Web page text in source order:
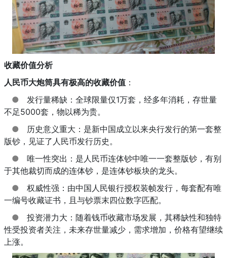
收藏价值分析
人民币大炮筒具有极高的收藏价值 ：
● 发行量稀缺：全球限量仅1万套，经多年消耗，存世量
不足5000套，物以稀为贵。
● 历史意义重大：是新中国成立以来央行发行的第一套整
版钞，见证了人民币发行历史。
● 唯一性突出：是人民币连体钞中唯一一套整版钞，有别
于其他裁切而成的连体钞，是连体钞板块的龙头。
● 权威性强：由中国人民银行授权装帧发行，每套配有唯
一编号收藏证书，且与钞票末四位数字匹配。
● 投资潜力大：随着钱币收藏市场发展，其稀缺性和独特
性受投资者关注，未来存世量减少，需求增加，价格有望继续
上涨。